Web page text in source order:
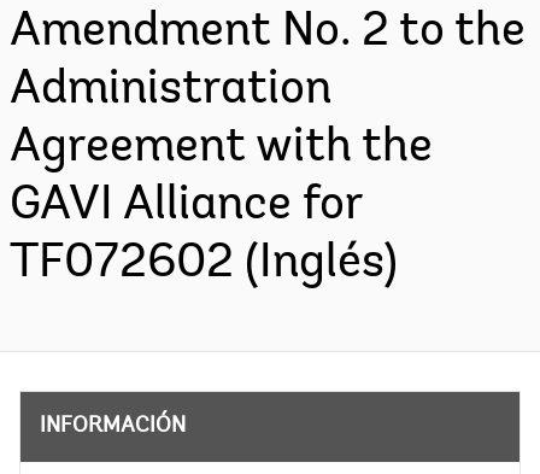
Amendment No. 2 to the
Administration
Agreement with the
GAVI Alliance for
TF072602 (Inglés)
INFORMACIÓN